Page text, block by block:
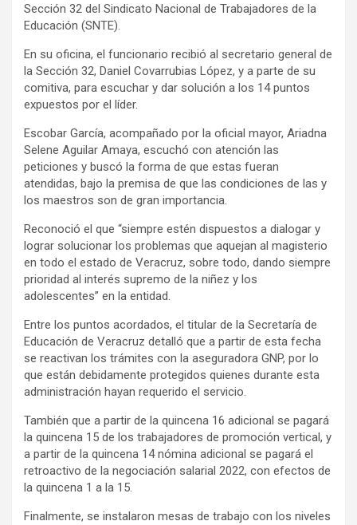
Sección 32 del Sindicato Nacional de Trabajadores de la
Educación (SNTE).
En su oficina, el funcionario recibió al secretario general de
la Sección 32, Daniel Covarrubias López, y a parte de su
comitiva, para escuchar y dar solución a los 14 puntos
expuestos por el líder.
Escobar García, acompañado por la oficial mayor, Ariadna
Selene Aguilar Amaya, escuchó con atención las
peticiones y buscó la forma de que estas fueran
atendidas, bajo la premisa de que las condiciones de las y
los maestros son de gran importancia.
Reconoció el que “siempre estén dispuestos a dialogar y
lograr solucionar los problemas que aquejan al magisterio
en todo el estado de Veracruz, sobre todo, dando siempre
prioridad al interés supremo de la niñez y los
adolescentes” en la entidad.
Entre los puntos acordados, el titular de la Secretaría de
Educación de Veracruz detalló que a partir de esta fecha
se reactivan los trámites con la aseguradora GNP, por lo
que están debidamente protegidos quienes durante esta
administración hayan requerido el servicio.
También que a partir de la quincena 16 adicional se pagará
la quincena 15 de los trabajadores de promoción vertical, y
a partir de la quincena 14 nómina adicional se pagará el
retroactivo de la negociación salarial 2022, con efectos de
la quincena 1 a la 15.
Finalmente, se instalaron mesas de trabajo con los niveles